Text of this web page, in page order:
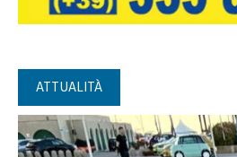
ATTUALITÀ